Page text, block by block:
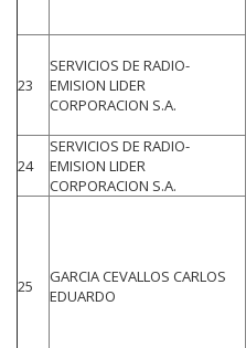
23
SERVICIOS DE RADIO-
EMISION LIDER
CORPORACION S.A.
24
SERVICIOS DE RADIO-
EMISION LIDER
CORPORACION S.A.
25
GARCIA CEVALLOS CARLOS
EDUARDO